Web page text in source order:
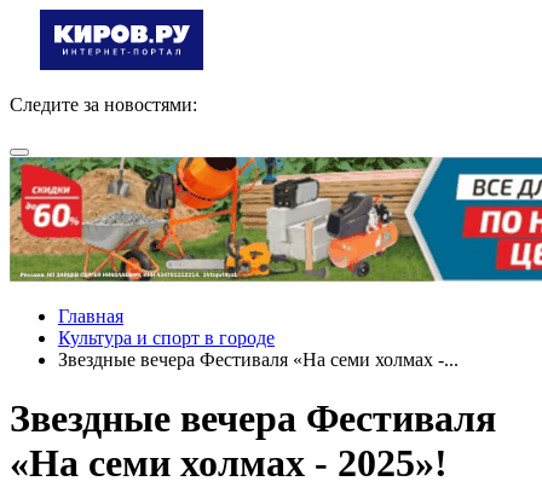
Следите за новостями:
Главная
Культура и спорт в городе
Звездные вечера Фестиваля «На семи холмах -...
Звездные вечера Фестиваля
«На семи холмах - 2025»!